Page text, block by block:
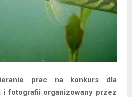
prac na konkurs dla
i fotografii organizowany przez